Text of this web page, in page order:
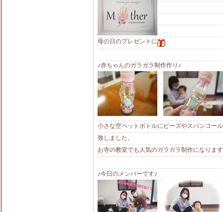
母の日のプレゼントに
♪赤ちゃんのガラガラ制作作り♪
小さな空ペットボトルにビーズやスパンコー
致しました。
お寺の教室でも人気のガラガラ制作になります
♪今日のメンバーです♪